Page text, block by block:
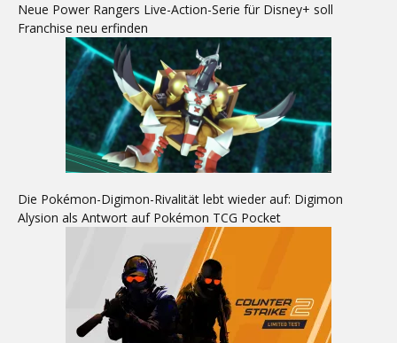
Neue Power Rangers Live-Action-Serie für Disney+ soll
Franchise neu erfinden
Die Pokémon-Digimon-Rivalität lebt wieder auf: Digimon
Alysion als Antwort auf Pokémon TCG Pocket